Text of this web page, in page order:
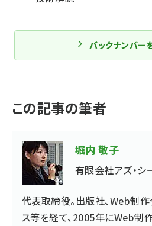
バックナンバー
この記事の筆者
堀内 敬子
有限会社アズ・シ
代表取締役。出版社、Web制作
ス等を経て、2005年にWeb制